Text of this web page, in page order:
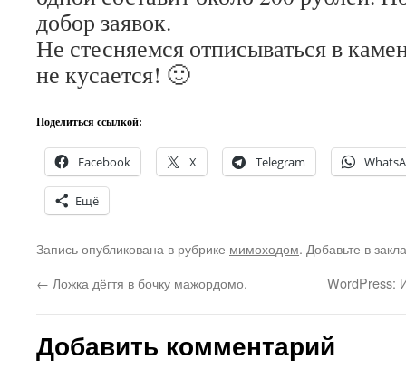
добор заявок.
Не стесняемся отписываться в
не кусается! 🙂
Поделиться ссылкой:
Facebook X Telegram
Ещё
Запись опубликована в рубрике мимоходом. Добавьте в
← Ложка дёгтя в бочку мажордомо. WordPress:
Добавить комментарий